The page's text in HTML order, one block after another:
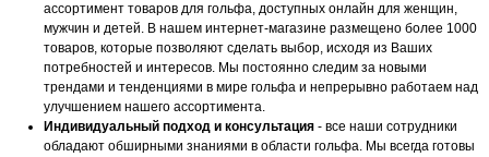
ассортимент товаров для гольфа, доступных онлайн для женщин,
мужчин и детей. В нашем интернет-магазине размещено более 1000
товаров, которые позволяют сделать выбор, исходя из Ваших
потребностей и интересов. Мы постоянно следим за новыми
трендами и тенденциями в мире гольфа и непрерывно работаем над
улучшением нашего ассортимента.
Индивидуальный подход и консультация - все наши сотрудники
обладают обширными знаниями в области гольфа. Мы всегда готовы